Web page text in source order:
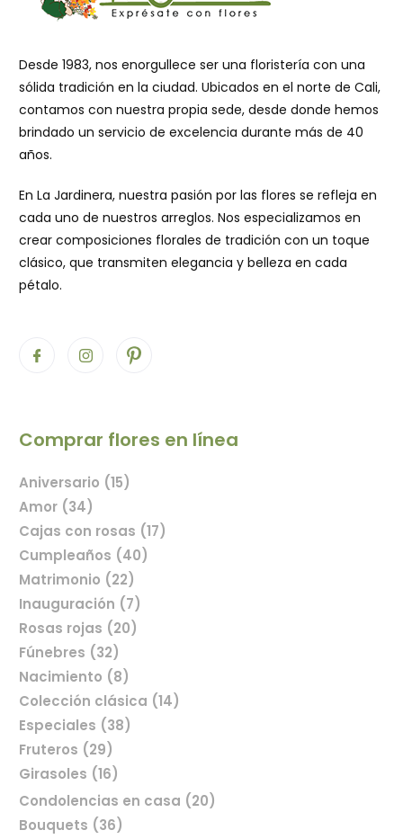
Desde 1983, nos enorgullece ser una floristería con una
sólida tradición en la ciudad. Ubicados en el norte de Cali,
contamos con nuestra propia sede, desde donde hemos
brindado un servicio de excelencia durante más de 40
años.
En La Jardinera, nuestra pasión por las flores se refleja en
cada uno de nuestros arreglos. Nos especializamos en
crear composiciones florales de tradición con un toque
clásico, que transmiten elegancia y belleza en cada
pétalo.
Comprar flores en línea
Aniversario (15)
Amor (34)
Cajas con rosas (17)
Cumpleaños (40)
Matrimonio (22)
Inauguración (7)
Rosas rojas (20)
Fúnebres (32)
Nacimiento (8)
Colección clásica (14)
Especiales (38)
Fruteros (29)
Girasoles (16)
Condolencias en casa (20)
Bouquets (36)